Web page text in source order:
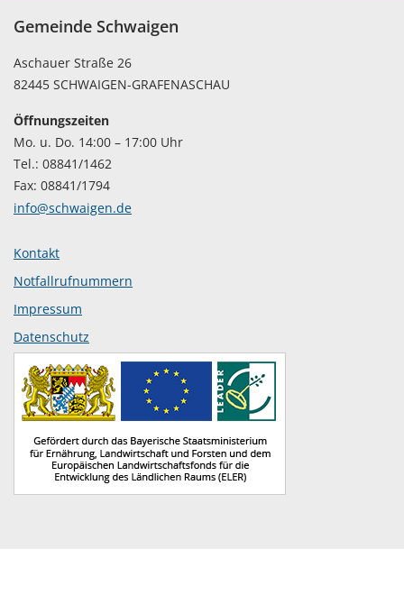
Gemeinde Schwaigen
Aschauer Straße 26
82445 SCHWAIGEN-GRAFENASCHAU
Öffnungszeiten
Mo. u. Do. 14:00 – 17:00 Uhr
Tel.: 08841/1462
Fax: 08841/1794
info@schwaigen.de
Kontakt
Notfallrufnummern
Impressum
Datenschutz